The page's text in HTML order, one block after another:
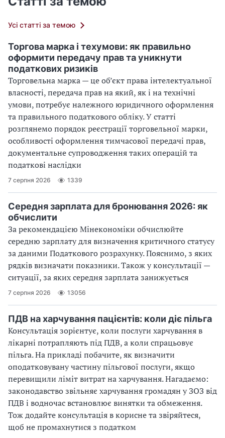
Усі статті за темою
Торгова марка і техумови: як правильно
оформити передачу прав та уникнути
податкових ризиків
Торговельна марка — це об’єкт права інтелектуальної
власності, передача прав на який, як і на технічні
умови, потребує належного юридичного оформлення
та правильного податкового обліку. У статті
розглянемо порядок реєстрації торговельної марки,
особливості оформлення тимчасової передачі прав,
документальне супроводження таких операцій та
податкові наслідки
7 серпня 2026 1339
Середня зарплата для бронювання 2026: як
обчислити
За рекомендацією Мінекономіки обчислюйте
середню зарплату для визначення критичного статусу
за даними Податкового розрахунку. Пояснимо, з яких
рядків визначати показники. Також у консультації —
ситуації, за яких середня зарплата занижується
7 серпня 2026 13056
ПДВ на харчування пацієнтів: коли діє пільга
Консультація зорієнтує, коли послуги харчування в
лікарні потрапляють під ПДВ, а коли спрацьовує
пільга. На прикладі побачите, як визначити
оподатковувану частину пільгової послуги, якщо
перевищили ліміт витрат на харчування. Нагадаємо:
законодавство звільняє харчування громадян у ЗОЗ від
ПДВ і водночас встановлює винятки та обмеження.
Тож додайте консультація в корисне та звіряйтеся,
щоб не промахнутися з податком